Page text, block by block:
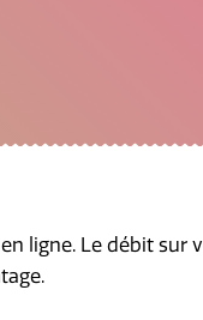
ligne. Le débit sur